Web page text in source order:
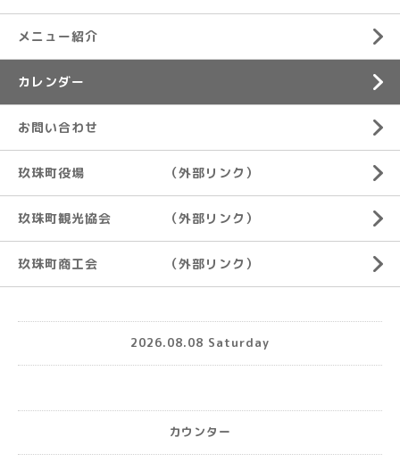
メニュー紹介
カレンダー
お問い合わせ
玖珠町役場 （外部リンク）
玖珠町観光協会 （外部リンク）
玖珠町商工会 （外部リンク）
2026.08.08 Saturday
カウンター